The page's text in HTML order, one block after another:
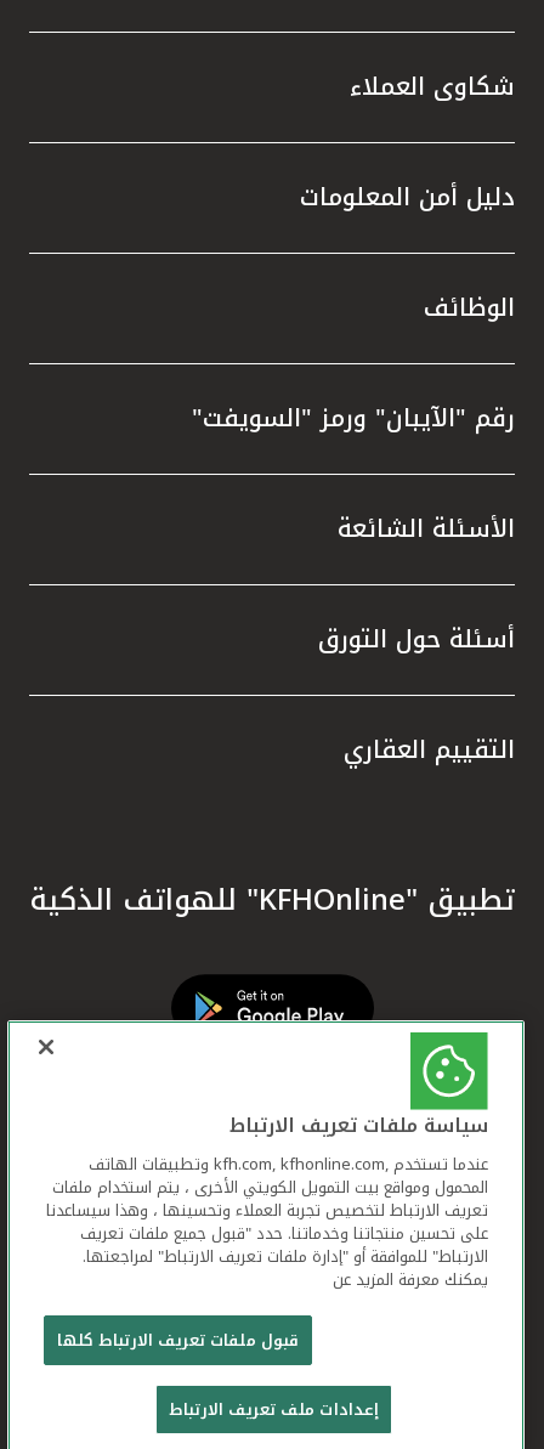
تواصل معنا
شكاوى العملاء
دليل أمن المعلومات
الوظائف
رقم "الآيبان" ورمز "السويفت"
الأسئلة الشائعة
أسئلة حول التورق
التقييم العقاري
تطبيق "KFHOnline" للهواتف الذكية
بيت التمويل الكويتي جميع الحقوق محفوظة © 2026
شروط وأحكام استخدام الموقع الإلكتروني
تعريف الارتباط بيان الخصوصية
سياسة ملفات تعريف الارتباط
عندما تستخدم ,kfh.com, kfhonline.com وتطبيقات الهاتف
المحمول ومواقع بيت التمويل الكويتي الأخرى ، يتم استخدام ملفات
تعريف الارتباط لتخصيص تجربة العملاء وتحسينها ، وهذا سيساعدنا
على تحسين منتجاتنا وخدماتنا. حدد "قبول جميع ملفات تعريف
الارتباط" للموافقة أو "إدارة ملفات تعريف الارتباط" لمراجعتها.
يمكنك معرفة المزيد عن
قبول ملفات تعريف الارتباط كلها
إعدادات ملف تعريف الارتباط